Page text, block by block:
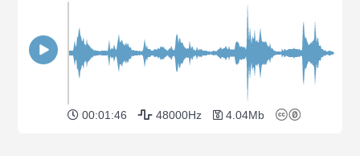
00:01:46 48000Hz 4.04Mb